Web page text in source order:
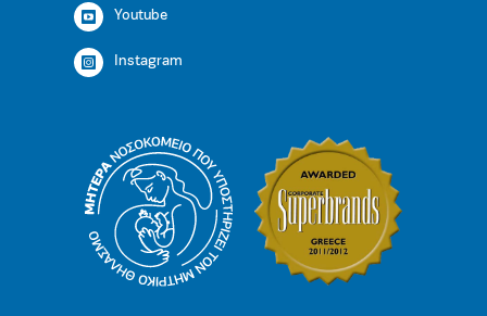
Youtube
Instagram